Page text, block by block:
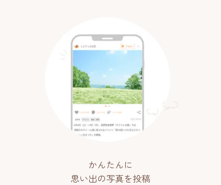
かんたんに
思い出の写真を投稿